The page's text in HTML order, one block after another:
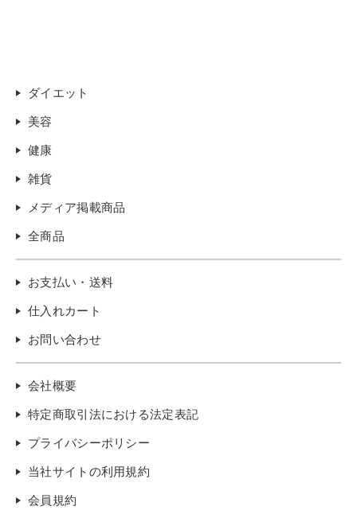
ダイエット
美容
健康
雑貨
メディア掲載商品
全商品
お支払い・送料
仕入れカート
お問い合わせ
会社概要
特定商取引法における法定表記
プライバシーポリシー
当社サイトの利用規約
会員規約